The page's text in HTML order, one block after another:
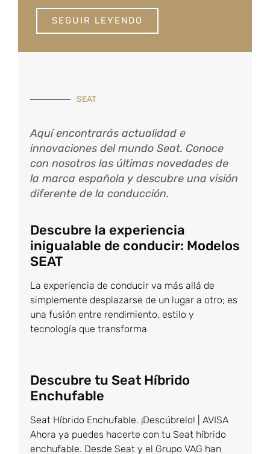
SEGUIR LEYENDO
SEAT
Aquí encontrarás actualidad e
innovaciones del mundo Seat. Conoce
con nosotros las últimas novedades de
la marca española y descubre una visión
diferente de la conducción.
Descubre la experiencia
inigualable de conducir: Modelos
SEAT
La experiencia de conducir va más allá de
simplemente desplazarse de un lugar a otro; es
una fusión entre rendimiento, estilo y
tecnología que transforma
Descubre tu Seat Híbrido
Enchufable
Seat Híbrido Enchufable. ¡Descúbrelo! | AVISA
Ahora ya puedes hacerte con tu Seat híbrido
enchufable. Desde Seat y el Grupo VAG han